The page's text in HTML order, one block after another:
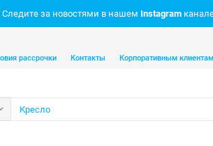
Следите за новостями в нашем Instagram
рассрочки Контакты Корпоративным клиентам